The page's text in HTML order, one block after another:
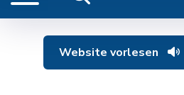
Website vorlesen